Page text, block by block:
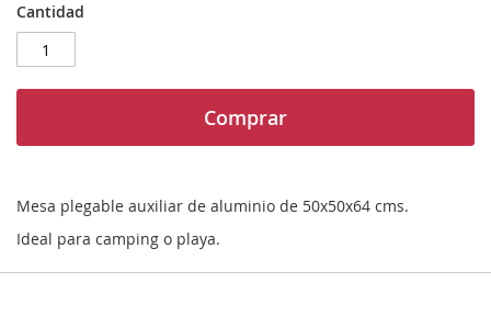
Cantidad
Comprar
Mesa plegable auxiliar de aluminio de 50x50x64 cms.
Ideal para camping o playa.